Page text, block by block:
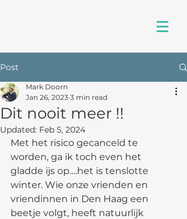
Post
Dit nooit meer !!
Mark Doorn
Jan 26, 2023 3 min read
Updated: Feb 5, 2024
Met het risico gecanceld te
worden, ga ik toch even het
gladde ijs op….het is tenslotte
winter. Wie onze vrienden en
vriendinnen in Den Haag een
beetje volgt, heeft natuurlijk